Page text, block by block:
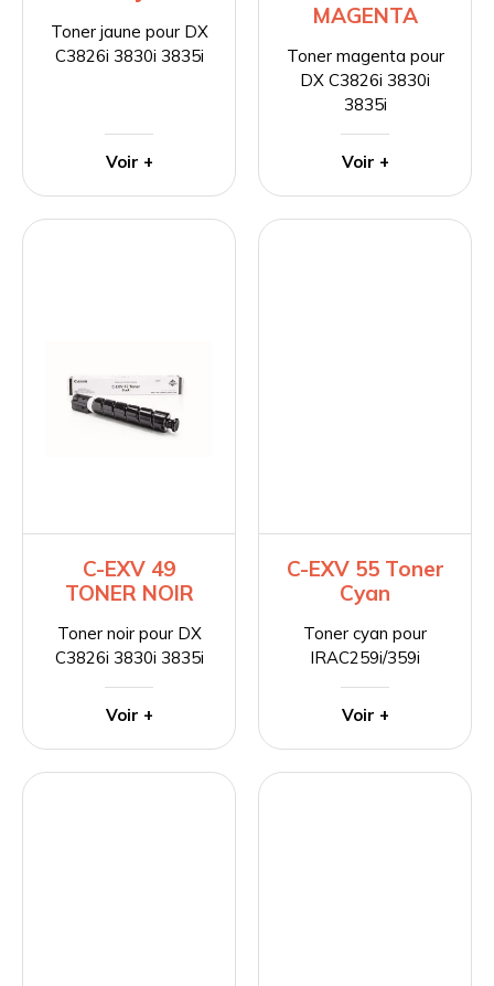
Toner jaune pour DX
C3826i 3830i 3835i
Voir +
MAGENTA
Toner magenta pour
DX C3826i 3830i
3835i
Voir +
C-EXV 49
TONER NOIR
Toner noir pour DX
C3826i 3830i 3835i
Voir +
C-EXV 55 Toner
Cyan
Toner cyan pour
IRAC259i/359i
Voir +